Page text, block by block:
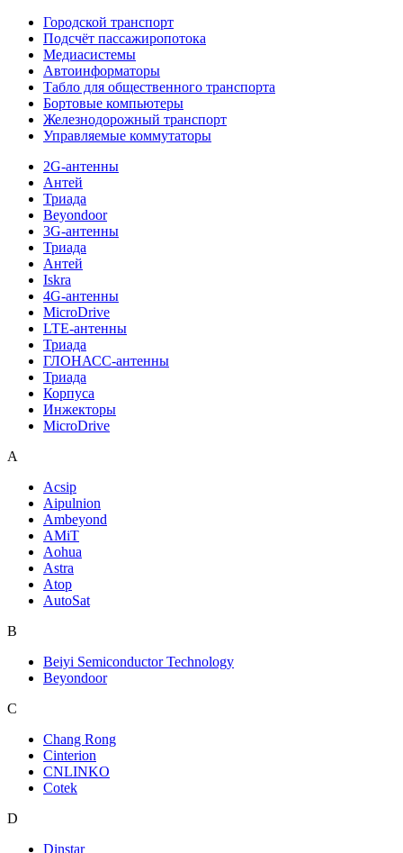
Городской транспорт
Подсчёт пассажиропотока
Медиасистемы
Автоинформаторы
Табло для общественного транспорта
Бортовые компьютеры
Железнодорожный транспорт
Управляемые коммутаторы
2G-антенны
Антей
Триада
Beyondoor
3G-антенны
Триада
Антей
Iskra
4G-антенны
MicroDrive
LTE-антенны
Триада
ГЛОНАСС-антенны
Триада
Корпуса
Инжекторы
MicroDrive
A
Acsip
Aipulnion
Ambeyond
AMiT
Aohua
Astra
Atop
AutoSat
B
Beiyi Semiconductor Technology
Beyondoor
C
Chang Rong
Cinterion
CNLINKO
Cotek
D
Dinstar